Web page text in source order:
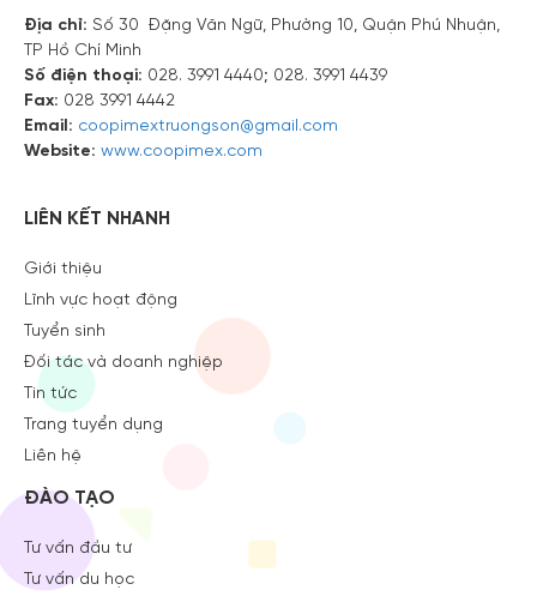
Nội dung
Địa chỉ: Số 30 Đặng Văn Ngữ, Phường 10, Quận Phú Nhuận,
TP Hồ Chí Minh
Số điện thoại: 028. 3991 4440; 028. 3991 4439
Fax: 028 3991 4442
Email: coopimextruongson@gmail.com
Website: www.coopimex.com
LIÊN KẾT NHANH
Giới thiệu
Lĩnh vực hoạt động
Tuyển sinh
Đối tác và doanh nghiệp
Tin tức
Trang tuyển dụng
Liên hệ
ĐÀO TẠO
Tư vấn đầu tư
Tư vấn du học